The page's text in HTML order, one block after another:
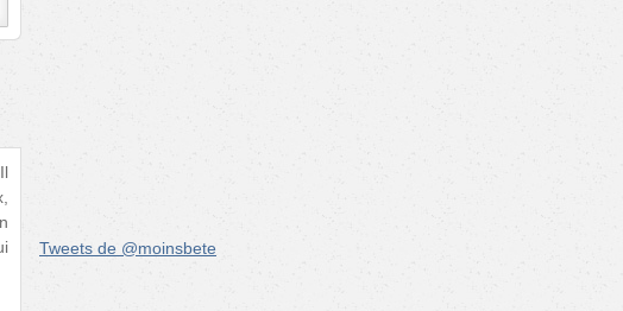
Tweets de @moinsbete